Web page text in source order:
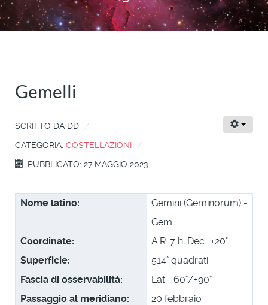
Gemelli
SCRITTO DA DD
CATEGORIA: COSTELLAZIONI
PUBBLICATO: 27 MAGGIO 2023
Nome latino:
Gemini (Geminorum) -
Gem
Coordinate:
A.R. 7 h; Dec.: +20°
Superficie:
514° quadrati
Fascia di osservabilità:
Lat. -60°/+90°
Passaggio al meridiano:
20 febbraio